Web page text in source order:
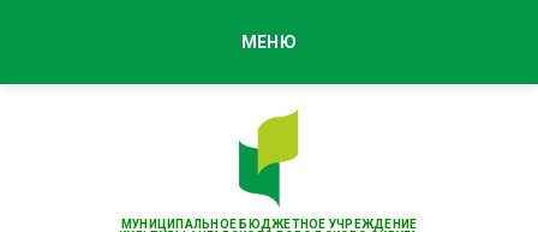
МУНИЦИПАЛЬНОЕ БЮДЖЕТНОЕ УЧРЕЖДЕНИЕ
МЕНЮ